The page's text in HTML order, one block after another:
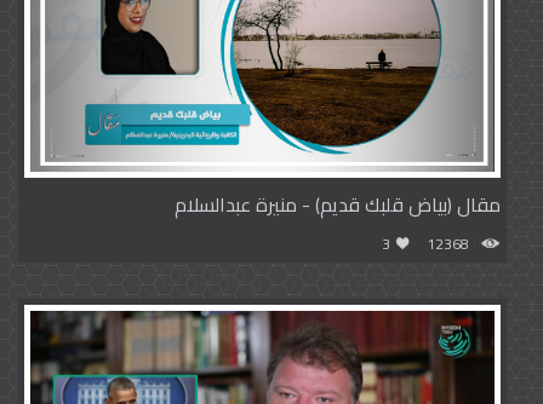
مقال (بياض قلبك قديم) - منيرة عبدالسلام
12368
3